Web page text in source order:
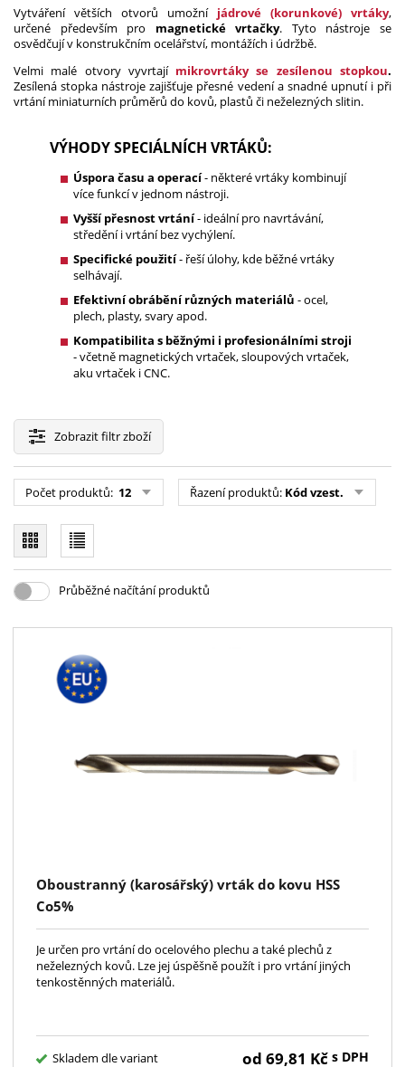
Vytváření větších otvorů umožní jádrové (korunkové) vrtáky,
určené především pro magnetické vrtačky. Tyto nástroje se
osvědčují v konstrukčním ocelářství, montážích i údržbě.
Velmi malé otvory vyvrtají mikrovrtáky se zesílenou stopkou.
Zesílená stopka nástroje zajišťuje přesné vedení a snadné upnutí i při
vrtání miniaturních průměrů do kovů, plastů či neželezných slitin.
VÝHODY SPECIÁLNÍCH VRTÁKŮ:
Úspora času a operací- některé vrtáky kombinují
více funkcí v jednom nástroji.
Vyšší přesnost vrtání- ideální pro navrtávání,
středění i vrtání bez vychýlení.
Specifické použití- řeší úlohy, kde běžné vrtáky
selhávají.
Efektivní obrábění různých materiálů - ocel,
plech, plasty, svary apod.
Kompatibilita s běžnými i profesionálními stroji
- včetně magnetických vrtaček, sloupových vrtaček,
aku vrtaček i CNC.
Zobrazitfiltr zboží
Počet produktů: 12 Řazení produktů: Kód vzest.
Průběžné načítání produktů
Oboustranný (karosářský) vrták do kovu HSS
Co5%
Je určen pro vrtání do ocelového plechu a také plechů z
neželezných kovů. Lze jej úspěšně použít i pro vrtání jiných
tenkostěnných materiálů.
Skladem dle variant od 69,81 Kč s DPH